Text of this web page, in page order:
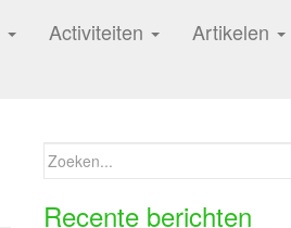
Activiteiten Artikelen
Zoeken
naar:
Recente berichten